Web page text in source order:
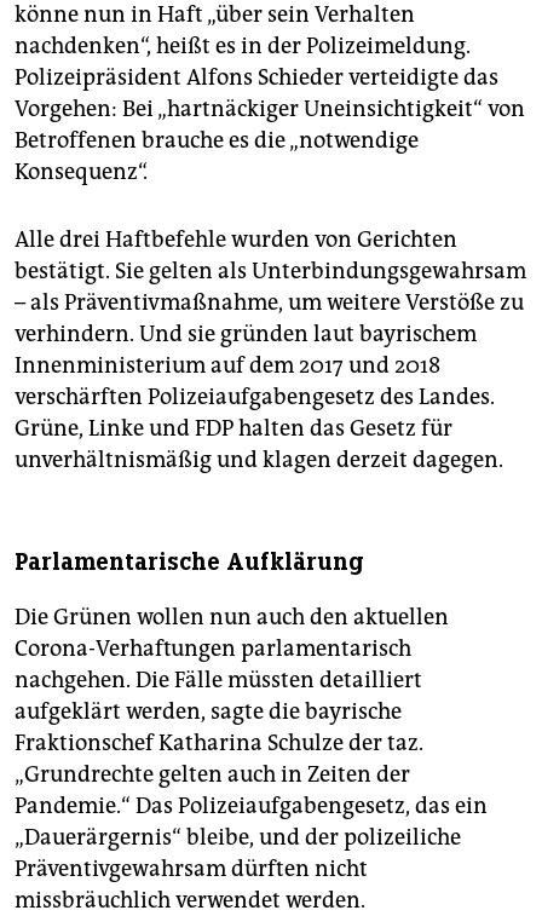
könne nun in Haft „über sein Verhalten
nachdenken“, heißt es in der Polizeimeldung.
Polizeipräsident Alfons Schieder verteidigte das
Vorgehen: Bei „hartnäckiger Uneinsichtigkeit“ von
Betroffenen brauche es die „notwendige
Konsequenz“.
Alle drei Haftbefehle wurden von Gerichten
bestätigt. Sie gelten als Unterbindungsgewahrsam
– als Präventivmaßnahme, um weitere Verstöße zu
verhindern. Und sie gründen laut bayrischem
Innenministerium auf dem 2017 und 2018
verschärften Polizeiaufgabengesetz des Landes.
Grüne, Linke und FDP halten das Gesetz für
unverhältnismäßig und klagen derzeit dagegen.
Parlamentarische Aufklärung
Die Grünen wollen nun auch den aktuellen
Corona-Verhaftungen parlamentarisch
nachgehen. Die Fälle müssten detailliert
aufgeklärt werden, sagte die bayrische
Fraktionschef Katharina Schulze der taz.
„Grundrechte gelten auch in Zeiten der
Pandemie.“ Das Polizeiaufgabengesetz, das ein
„Dauerärgernis“ bleibe, und der polizeiliche
Präventivgewahrsam dürften nicht
missbräuchlich verwendet werden.